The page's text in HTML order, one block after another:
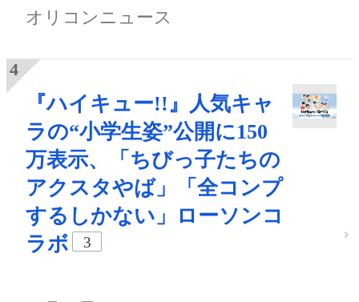
オリコンニュース
『ハイキュー!!』人気キャ
ラの“小学生姿”公開に150
万表示、「ちびっ子たちの
アクスタやば」「全コンプ
するしかない」ローソンコ
ラボ
3